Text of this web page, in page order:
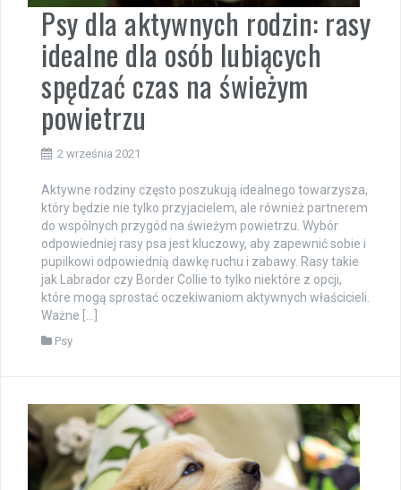
Psy dla aktywnych rodzin: rasy
idealne dla osób lubiących
spędzać czas na świeżym
powietrzu
2 września 2021
Aktywne rodziny często poszukują idealnego towarzysza,
który będzie nie tylko przyjacielem, ale również partnerem
do wspólnych przygód na świeżym powietrzu. Wybór
odpowiedniej rasy psa jest kluczowy, aby zapewnić sobie i
pupilkowi odpowiednią dawkę ruchu i zabawy. Rasy takie
jak Labrador czy Border Collie to tylko niektóre z opcji,
które mogą sprostać oczekiwaniom aktywnych właścicieli.
Ważne […]
Psy